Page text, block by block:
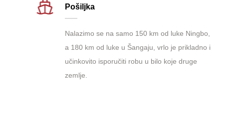
Pošiljka
Nalazimo se na samo 150 km od luke Ningbo,
a 180 km od luke u Šangaju, vrlo je prikladno i
učinkovito isporučiti robu u bilo koje druge
zemlje.